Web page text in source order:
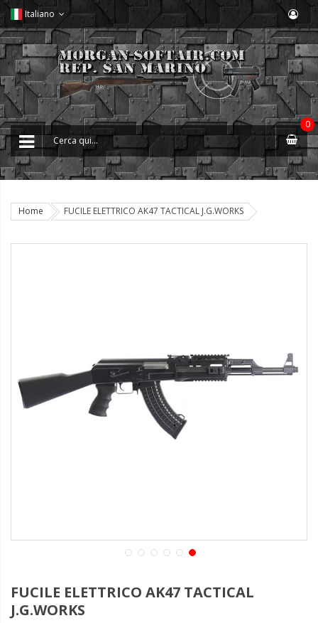
Italiano
0
Home FUCILE ELETTRICO AK47 TACTICAL J.G.WORKS
FUCILE ELETTRICO AK47 TACTICAL
J.G.WORKS